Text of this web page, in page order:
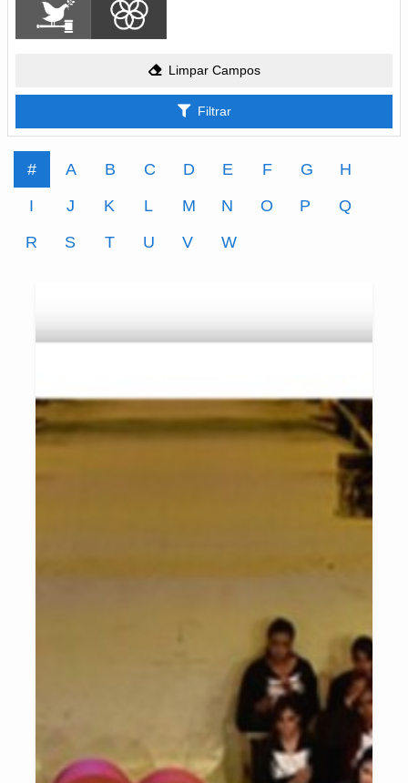
Limpar Campos
Filtrar
# A B C D E F G
H
I
J K L M N O P
Q
R
S T U V W